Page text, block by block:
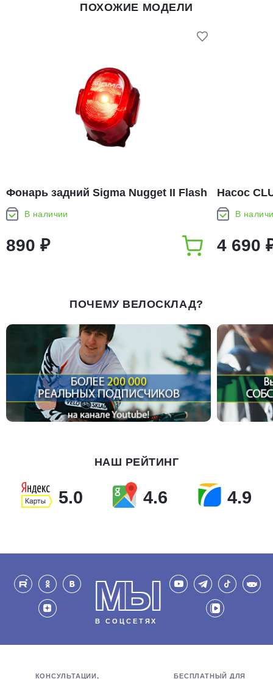
ПОХОЖИЕ МОДЕЛИ
Фонарь задний Sigma Nugget II Flash
В наличии
890 ₽
Насос
В
4 690
ПОЧЕМУ ВЕЛОСКЛАД?
НАШ РЕЙТИНГ
5.0 4.6 4.9
МЫ
В СОЦСЕТЯХ
КОНСУЛЬТАЦИИ, БЕСПЛАТНЫЙ ДЛЯ